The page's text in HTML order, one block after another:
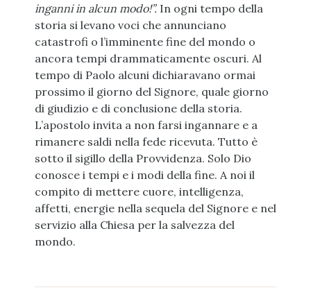
inganni in alcun modo!”.In ogni tempo della
storia si levano voci che annunciano
catastrofi o l’imminente fine del mondo o
ancora tempi drammaticamente oscuri. Al
tempo di Paolo alcuni dichiaravano ormai
prossimo il giorno del Signore, quale giorno
di giudizio e di conclusione della storia.
L’apostolo invita a non farsi ingannare e a
rimanere saldi nella fede ricevuta. Tutto è
sotto il sigillo della Provvidenza. Solo Dio
conosce i tempi e i modi della fine. A noi il
compito di mettere cuore, intelligenza,
affetti, energie nella sequela del Signore e nel
servizio alla Chiesa per la salvezza del
mondo.